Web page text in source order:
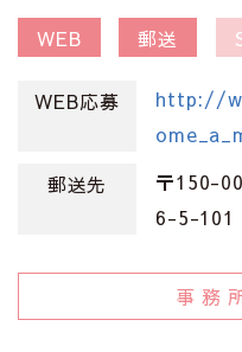
WEB 郵送
WEB応募
http://
郵送先
〒150-
6-5-101
事務